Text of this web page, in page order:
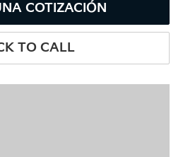
COTIZACIÓN
TO CALL